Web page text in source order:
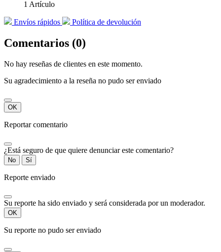
1 Artículo
Envíos rápidos Política de devolución
Comentarios (0)
No hay reseñas de clientes en este momento.
Su agradecimiento a la reseña no pudo ser enviado
OK
Reportar comentario
¿Está seguro de que quiere denunciar este comentario?
No Sí
Reporte enviado
Su reporte ha sido enviado y será considerada por un moderador.
OK
Su reporte no pudo ser enviado